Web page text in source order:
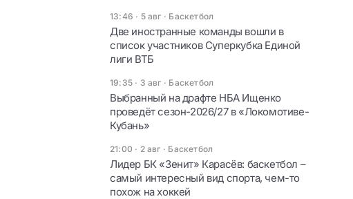
13:46 · 5 авг · Баскетбол
Две иностранные команды вошли в
список участников Суперкубка Единой
лиги ВТБ
19:35 · 3 авг · Баскетбол
Выбранный на драфте НБА Ищенко
проведёт сезон-2026/27 в «Локомотиве-
Кубань»
21:00 · 2 авг · Баскетбол
Лидер БК «Зенит» Карасёв: баскетбол –
самый интересный вид спорта, чем-то
похож на хоккей